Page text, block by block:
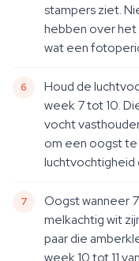
stampers ziet.
hebben over
wat een
Houd de
week 7 tot 10.
vocht
om een oogst
luchtvochtigheid
Oogst wanneer
melkachtig wit
paar die
week 10 tot 11